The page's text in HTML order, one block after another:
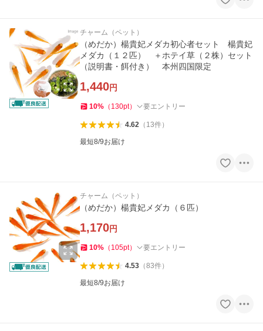
チャーム（ペット）
（めだか）楊貴妃メダカ初心者セット 楊貴妃
メダカ（１２匹） ＋ホテイ草（２株）セット
（説明書・餌付き） 本州四国限定
1,440円
10% （ 130pt） 要エントリー
4.62（ 13件）
最短8/9お届け
チャーム（ペット）
（めだか）楊貴妃メダカ（６匹）
1,170円
10% （ 105pt） 要エントリー
4.53（83件）
最短8/9お届け